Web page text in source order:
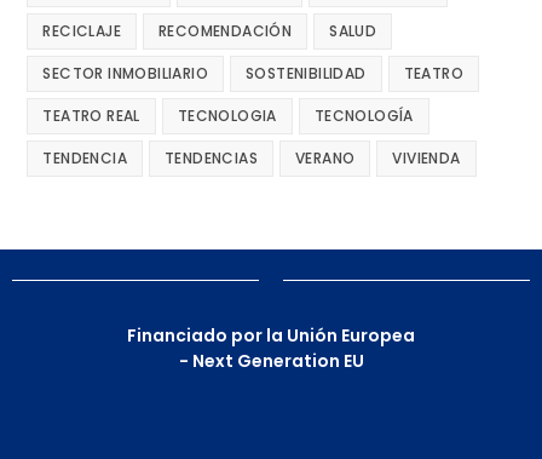
RECICLAJE RECOMENDACIÓN SALUD
SECTOR INMOBILIARIO SOSTENIBILIDAD TEATRO
TEATRO REAL TECNOLOGIA TECNOLOGÍA
TENDENCIA TENDENCIAS VERANO VIVIENDA
Financiado por la Unión Europea
- Next Generation EU